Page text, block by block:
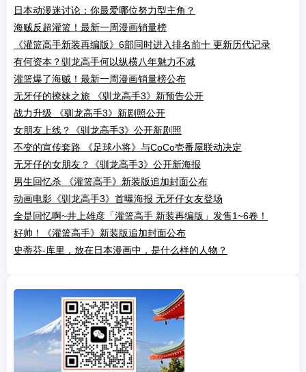
日本动漫迷讨论：你最爱哪位努力型主角？
海贼反超灌篮！最新一周漫画销量榜
《灌篮高手新装再编版》6部同时进入排名前十 更新历代记录
有何资本？驯龙高手何以纵横八年魅力不减
灌篮爆了海贼！最新一周漫画销量榜公布
无牙仔的撩妹之旅 《驯龙高手3》新预告公开
战力升级 《驯龙高手3》新剧照公开
女朋友上线？《驯龙高手3》公开新剧照
不变的宣传套路 《足球小将》与CoCo壱番屋联动决定
无牙仔的女朋友？《驯龙高手3》公开新海报
男生回忆杀 《灌篮高手》新装版追加封面公布
动画电影《驯龙高手3》首曝海报 无牙仔女友登场
全是回忆啊~井上雄彦「灌篮高手 新装再编版」发售1~6卷！
好帅！《灌篮高手》新装版追加封面公布
史蒂芬-库里，放在日本漫画中，是什么样的人物？